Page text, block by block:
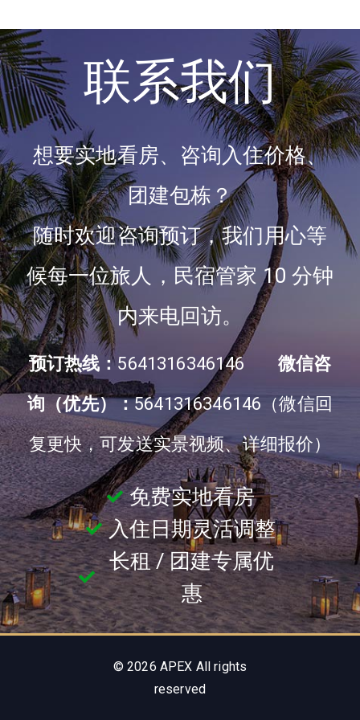
联系我们
想要实地看房、咨询入住价格、
团建包栋？
随时欢迎咨询预订，我们用心等
候每一位旅人，民宿管家 10 分钟
内来电回访。
预订热线：5641316346146 微信咨
询（优先）：5641316346146（微信回
复更快，可发送实景视频、详细报价）
免费实地看房
入住日期灵活调整
长租 / 团建专属优
惠
© 2026 APEX All rights
reserved